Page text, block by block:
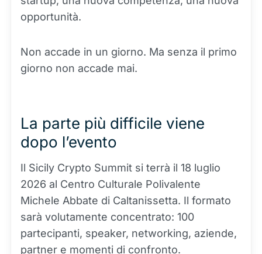
opportunità.
Non accade in un giorno. Ma senza il primo
giorno non accade mai.
La parte più difficile viene
dopo l’evento
Il Sicily Crypto Summit si terrà il 18 luglio
2026 al Centro Culturale Polivalente
Michele Abbate di Caltanissetta. Il formato
sarà volutamente concentrato: 100
partecipanti, speaker, networking, aziende,
partner e momenti di confronto.